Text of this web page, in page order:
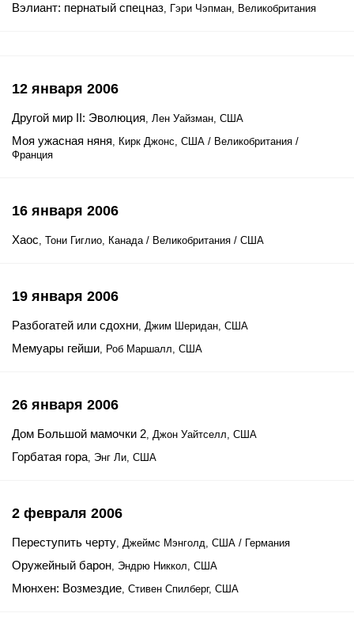
Вэлиант: пернатый спецназ, Гэри Чэпман, Великобритания
12 января 2006
Другой мир II: Эволюция, Лен Уайзман, США
Моя ужасная няня, Кирк Джонс, США / Великобритания /
Франция
16 января 2006
Хаос, Тони Гиглио, Канада / Великобритания / США
19 января 2006
Разбогатей или сдохни, Джим Шеридан, США
Мемуары гейши, Роб Маршалл, США
26 января 2006
Дом Большой мамочки 2, Джон Уайтселл, США
Горбатая гора, Энг Ли, США
2 февраля 2006
Переступить черту, Джеймс Мэнголд, США / Германия
Оружейный барон, Эндрю Никкол, США
Мюнхен: Возмездие, Стивен Спилберг, США